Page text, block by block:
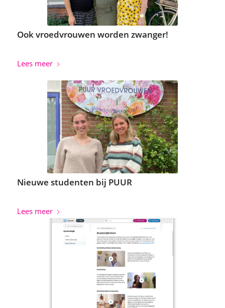
Ook vroedvrouwen worden zwanger!
Lees meer
Nieuwe studenten bij PUUR
Lees meer